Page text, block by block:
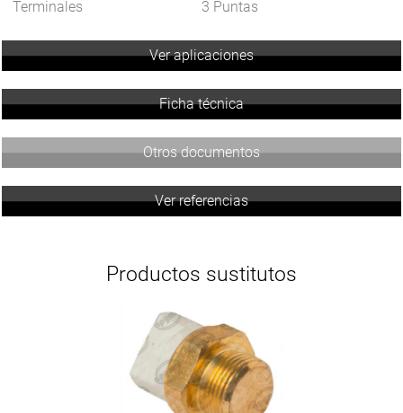
Terminales
3 Puntas
Ver aplicaciones
Ficha técnica
Otros documentos
Ver referencias
Productos sustitutos